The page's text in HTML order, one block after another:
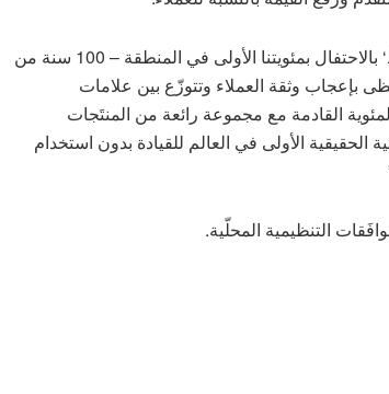
وأضاف قائلاً: “نفخر في ’جنرال موتورز أفريقيا والشرق الأوسط‘ بالاحتفال بمئويتنا الأولى في المنطقة – 100 سنة من
بإعجاب وثقة العملاء وتتوزّع بين علامات
القادمة مع مجموعة رائعة من المنتَجات
الحقيقية الأولى في العالم للقيادة بدون استخدام